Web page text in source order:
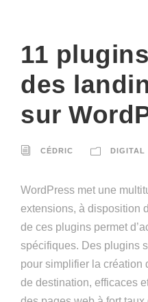
11
des
sur
CÉDRIC DIGITAL
WordPress met une
extensions, à disposition
de ces plugins permet
spécifiques. Des plugins
pour simplifier la création
de destination, efficaces